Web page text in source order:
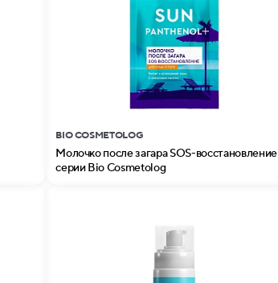
BIO COSMETOLOG
Молочко после загара SOS-восстановление
серии Bio Cosmetolog